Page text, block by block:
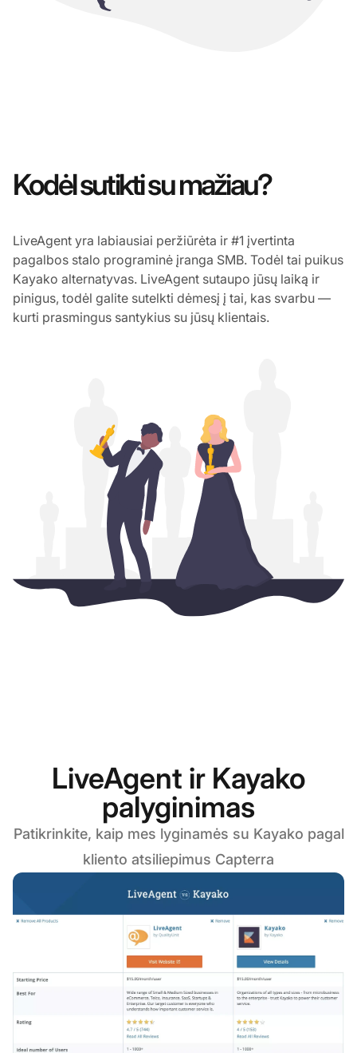
Kodėl sutikti su mažiau?
LiveAgent yra labiausiai peržiūrėta ir #1 įvertinta
pagalbos stalo programinė įranga SMB. Todėl tai puikus
Kayako alternatyvas. LiveAgent sutaupo jūsų laiką ir
pinigus, todėl galite sutelkti dėmesį į tai, kas svarbu —
kurti prasmingus santykius su jūsų klientais.
LiveAgent ir Kayako
palyginimas
Patikrinkite, kaip mes lyginamės su Kayako pagal
kliento atsiliepimus Capterra